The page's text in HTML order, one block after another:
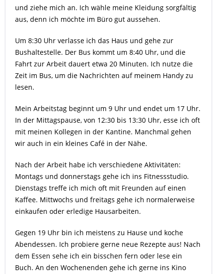
und ziehe mich an. Ich wähle meine Kleidung sorgfältig
aus, denn ich möchte im Büro gut aussehen.
Um 8:30 Uhr verlasse ich das Haus und gehe zur
Bushaltestelle. Der Bus kommt um 8:40 Uhr, und die
Fahrt zur Arbeit dauert etwa 20 Minuten. Ich nutze die
Zeit im Bus, um die Nachrichten auf meinem Handy zu
lesen.
Mein Arbeitstag beginnt um 9 Uhr und endet um 17 Uhr.
In der Mittagspause, von 12:30 bis 13:30 Uhr, esse ich oft
mit meinen Kollegen in der Kantine. Manchmal gehen
wir auch in ein kleines Café in der Nähe.
Nach der Arbeit habe ich verschiedene Aktivitäten:
Montags und donnerstags gehe ich ins Fitnessstudio.
Dienstags treffe ich mich oft mit Freunden auf einen
Kaffee. Mittwochs und freitags gehe ich normalerweise
einkaufen oder erledige Hausarbeiten.
Gegen 19 Uhr bin ich meistens zu Hause und koche
Abendessen. Ich probiere gerne neue Rezepte aus! Nach
dem Essen sehe ich ein bisschen fern oder lese ein
Buch. An den Wochenenden gehe ich gerne ins Kino